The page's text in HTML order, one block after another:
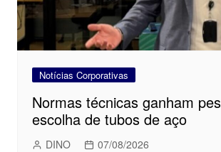
Notícias Corporativas
Normas técnicas ganham
escolha de tubos de aço
DINO 07/08/2026